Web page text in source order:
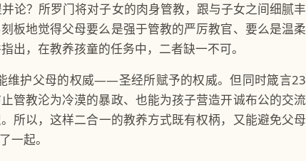
论？所罗门将对子女的肉身管教，跟与子女之间细腻丰
地觉得父母要么是强于管教的严厉教官、要么是温柔
出，在教养孩童的任务中，二者缺一不可。
维护父母的权威——圣经所赋予的权威。但同时箴言23
教沦为冷漠的暴政、也能为孩子营造开诚布公的交流
所以，这样二合一的教养方式既有权柄，又能避免父母
一起。